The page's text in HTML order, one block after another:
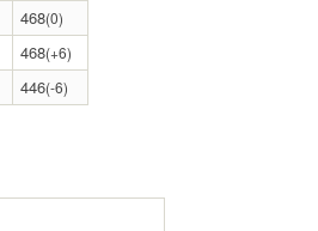
468(0)
468(+6)
446(-6)